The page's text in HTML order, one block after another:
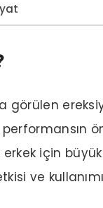
görülen
performansın
için
ve